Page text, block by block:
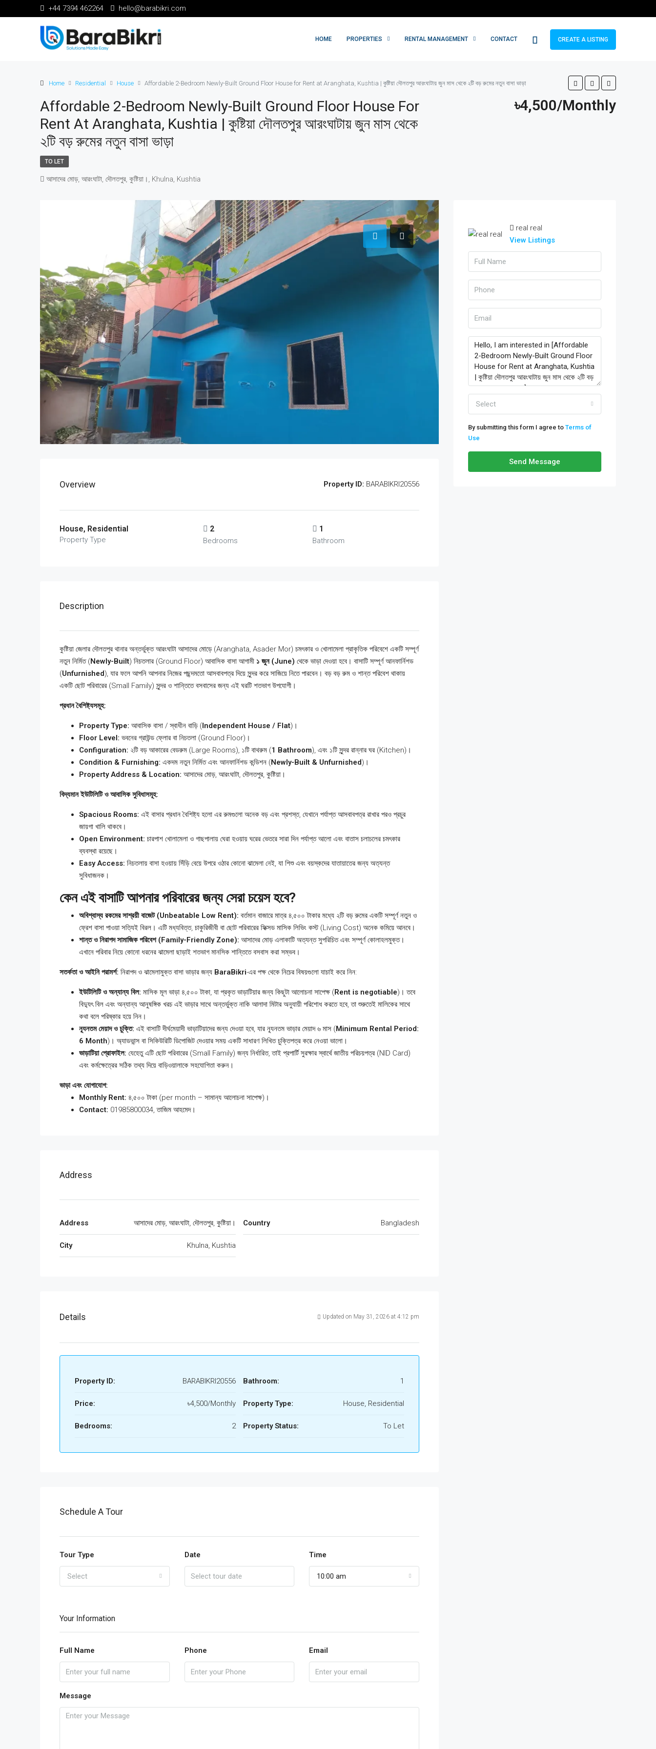
+44 7394 462264 hello@barabikri.com
HOME PROPERTIES RENTAL MANAGEMENT CONTACT CREATE A LISTING
Home Residential House Affordable 2-Bedroom Newly-Built Ground Floor House for Rent at Aranghata, Kushtia | কুষ্টিয়া দৌলতপুর আরংঘাটায় জুন মাস থেকে ২টি বড় রুমের নতুন বাসা ভাড়া
Affordable 2-Bedroom Newly-Built Ground Floor House For
Rent At Aranghata, Kushtia | কুষ্টিয়া দৌলতপুর আরংঘাটায় জুন মাস থেকে
২টি বড় রুমের নতুন বাসা ভাড়া
৳4,500/Monthly
TO LET
আসাদের মোড়, আরংঘাটা, দৌলতপুর, কুষ্টিয়া।, Khulna, Kushtia
Overview Property ID: BARABIKRI20556
House, Residential
Property Type
2
Bedrooms
1
Bathroom
Description
কুষ্টিয়া জেলার দৌলতপুর থানার অন্তর্ভুক্ত আরংঘাটা আসাদের মোড়ে (Aranghata, Asader Mor) চমৎকার ও খোলামেলা প্রাকৃতিক পরিবেশে একটি সম্পূর্ণ
নতুন নির্মিত (Newly-Built) নিচতলার (Ground Floor) আবাসিক বাসা আগামী ১ জুন (June) থেকে ভাড়া দেওয়া হবে। বাসাটি সম্পূর্ণ আনফার্নিশড
(Unfurnished), যার ফলে আপনি আপনার নিজের পছন্দমতো আসবাবপত্র দিয়ে সুন্দর করে সাজিয়ে নিতে পারবেন। বড় বড় রুম ও শান্ত পরিবেশ থাকায়
একটি ছোট পরিবারের (Small Family) সুন্দর ও শান্তিতে বসবাসের জন্য এই ঘরটি শতভাগ উপযোগী।
প্রধান বৈশিষ্ট্যসমূহ:
Property Type: আবাসিক বাসা / স্বাধীন বাড়ি (Independent House / Flat)।
Floor Level: ভবনের গ্রাউন্ড ফ্লোর বা নিচতলা (Ground Floor)।
Configuration: ২টি বড় আকারের বেডরুম (Large Rooms), ১টি বাথরুম (1 Bathroom), এবং ১টি সুন্দর রান্নার ঘর (Kitchen)।
Condition & Furnishing: একদম নতুন নির্মিত এবং আনফার্নিশড কন্ডিশন (Newly-Built & Unfurnished)।
Property Address & Location: আসাদের মোড়, আরংঘাটা, দৌলতপুর, কুষ্টিয়া।
বিদ্যমান ইউটিলিটি ও আবাসিক সুবিধাসমূহ:
Spacious Rooms: এই বাসার প্রধান বৈশিষ্ট্য হলো এর রুমগুলো অনেক বড় এবং প্রশস্ত, যেখানে পর্যাপ্ত আসবাবপত্র রাখার পরও প্রচুর
জায়গা খালি থাকবে।
Open Environment: চারপাশ খোলামেলা ও গাছপালায় ঘেরা হওয়ায় ঘরের ভেতরে সারা দিন পর্যাপ্ত আলো এবং বাতাস চলাচলের চমৎকার
ব্যবস্থা রয়েছে।
Easy Access: নিচতলায় বাসা হওয়ায় সিঁড়ি বেয়ে উপরে ওঠার কোনো ঝামেলা নেই, যা শিশু এবং বয়স্কদের যাতায়াতের জন্য অত্যন্ত
সুবিধাজনক।
কেন এই বাসাটি আপনার পরিবারের জন্য সেরা চয়েস হবে?
অবিশ্বাস্য রকমের সাশ্রয়ী বাজেট (Unbeatable Low Rent): বর্তমান বাজারে মাত্র ৪,৫০০ টাকার মধ্যে ২টি বড় রুমের একটি সম্পূর্ণ নতুন ও
ফ্রেশ বাসা পাওয়া সত্যিই বিরল। এটি মধ্যবিত্ত, চাকুরিজীবী বা ছোট পরিবারের ফিক্সড মাসিক লিভিং কস্ট (Living Cost) অনেক কমিয়ে আনবে।
শান্ত ও নিরাপদ সামাজিক পরিবেশ (Family-Friendly Zone): আসাদের মোড় এলাকাটি অত্যন্ত সুপরিচিত এবং সম্পূর্ণ কোলাহলমুক্ত।
এখানে পরিবার নিয়ে কোনো ধরনের ঝামেলা ছাড়াই শতভাগ মানসিক শান্তিতে বসবাস করা সম্ভব।
সতর্কতা ও আইনি পরামর্শ: নিরাপদ ও ঝামেলামুক্ত বাসা ভাড়ার জন্য BaraBikri-এর পক্ষ থেকে নিচের বিষয়গুলো যাচাই করে নিন:
ইউটিলিটি ও অন্যান্য বিল: মাসিক মূল ভাড়া ৪,৫০০ টাকা, যা প্রকৃত ভাড়াটিয়ার জন্য কিছুটা আলোচনা সাপেক্ষ (Rent is negotiable)। তবে
বিদ্যুৎ বিল এবং অন্যান্য আনুষঙ্গিক খরচ এই ভাড়ার সাথে অন্তর্ভুক্ত নাকি আলাদা মিটার অনুযায়ী পরিশোধ করতে হবে, তা শুরুতেই মালিকের সাথে
কথা বলে পরিষ্কার হয়ে নিন।
ন্যূনতম মেয়াদ ও চুক্তি: এই বাসাটি দীর্ঘমেয়াদী ভাড়াটিয়াদের জন্য দেওয়া হবে, যার ন্যূনতম ভাড়ার মেয়াদ ৬ মাস (Minimum Rental Period:
6 Month)। অ্যাডভান্স বা সিকিউরিটি ডিপোজিট দেওয়ার সময় একটি সাধারণ লিখিত চুক্তিপত্র করে নেওয়া ভালো।
ভাড়াটিয়া প্রোফাইল: যেহেতু এটি ছোট পরিবারের (Small Family) জন্য নির্ধারিত, তাই প্রপার্টি সুরক্ষার স্বার্থে জাতীয় পরিচয়পত্র (NID Card)
এবং কর্মক্ষেত্রের সঠিক তথ্য দিয়ে বাড়িওয়ালাকে সহযোগিতা করুন।
ভাড়া এবং যোগাযোগ:
Monthly Rent: ৪,৫০০ টাকা (per month – সামান্য আলোচনা সাপেক্ষ)।
Contact: 01985800034, তাজিম আহমেদ।
Address
Address আসাদের মোড়, আরংঘাটা, দৌলতপুর, কুষ্টিয়া।
City Khulna, Kushtia
Country Bangladesh
Details Updated on May 31, 2026 at 4:12 pm
Property ID: BARABIKRI20556
Price: ৳4,500/Monthly
Bedrooms: 2
Bathroom: 1
Property Type: House, Residential
Property Status: To Let
Schedule A Tour
Tour Type
Select
Date Time
10:00 am
Your Information
Full Name Phone Email
Message
real real
View Listings
Select
By submitting this form I agree to Terms of
Use
Send Message